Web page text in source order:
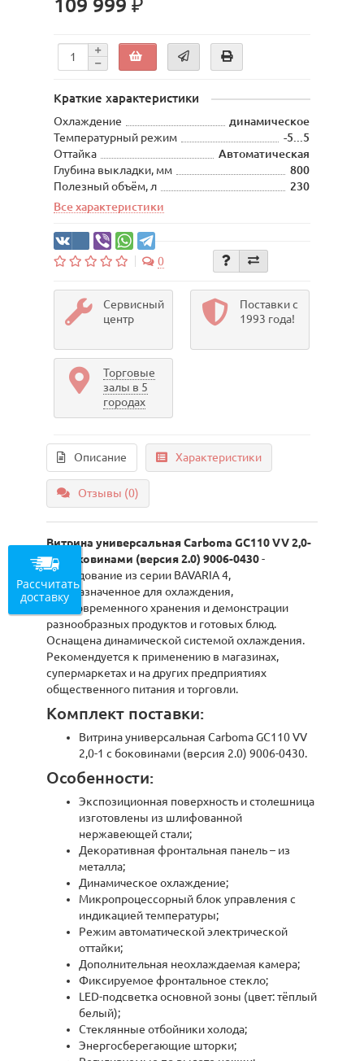
109 999 ₽
Краткие характеристики
Охлаждение
динамическое
Температурный режим
-5...5
Оттайка
Автоматическая
Глубина выкладки, мм
800
Полезный объём, л
230
Все характеристики
0
Сервисный
центр
Поставки с
1993 года!
Торговые
залы в 5
городах
Описание Характеристики
Отзывы (0)
Витрина универсальная Carboma GC110 VV 2,0-
1 с боковинами (версия 2.0) 9006-0430-
оборудование из серии BAVARIA 4,
предназначенное для охлаждения,
кратковременного хранения и демонстрации
разнообразных продуктов и готовых блюд.
Оснащена динамической системой охлаждения.
Рекомендуется к применению в магазинах,
супермаркетах и на других предприятиях
общественного питания и торговли.
Комплект поставки:
Витрина универсальная Carboma GC110 VV
2,0-1 с боковинами (версия 2.0) 9006-0430.
Особенности:
Экспозиционная поверхность и столешница
изготовлены из шлифованной
нержавеющей стали;
Декоративная фронтальная панель – из
металла;
Динамическое охлаждение;
Микропроцессорный блок управления с
индикацией температуры;
Режим автоматической электрической
оттайки;
Дополнительная неохлаждаемая камера;
Фиксируемое фронтальное стекло;
LED-подсветка основной зоны (цвет: тёплый
белый);
Стеклянные отбойники холода;
Энергосберегающие шторки;
Рассчитать
доставку